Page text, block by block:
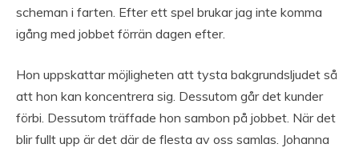
scheman i farten. Efter ett spel brukar jag inte komma
igång med jobbet förrän dagen efter.
Hon uppskattar möjligheten att tysta bakgrundsljudet så
att hon kan koncentrera sig. Dessutom går det kunder
förbi. Dessutom träffade hon sambon på jobbet. När det
blir fullt upp är det där de flesta av oss samlas. Johanna